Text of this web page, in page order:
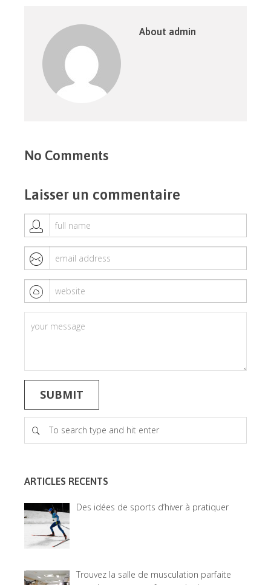
About admin
No Comments
Laisser un commentaire
ARTICLES RECENTS
Des idées de sports d’hiver à pratiquer
Trouvez la salle de musculation parfaite